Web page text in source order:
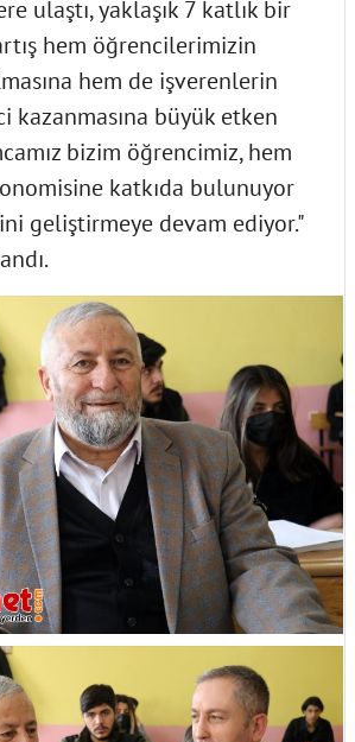
ulaştı, yaklaşık 7 katlık bir
hem öğrencilerimizin
hem de işverenlerin
büyük etken
bizim öğrencimiz, hem
katkıda bulunuyor
geliştirmeye devam ediyor."